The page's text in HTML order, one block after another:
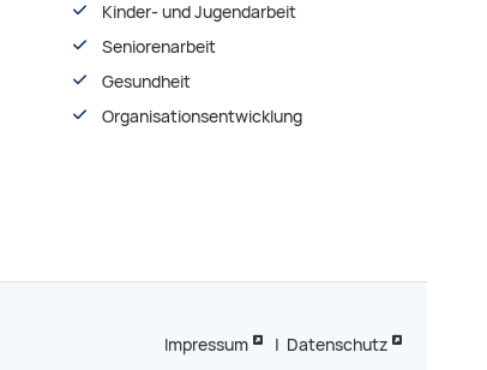
Kinder- und Jugendarbeit
Seniorenarbeit
Gesundheit
Organisationsentwiсklung
Impressum | Datenschutz